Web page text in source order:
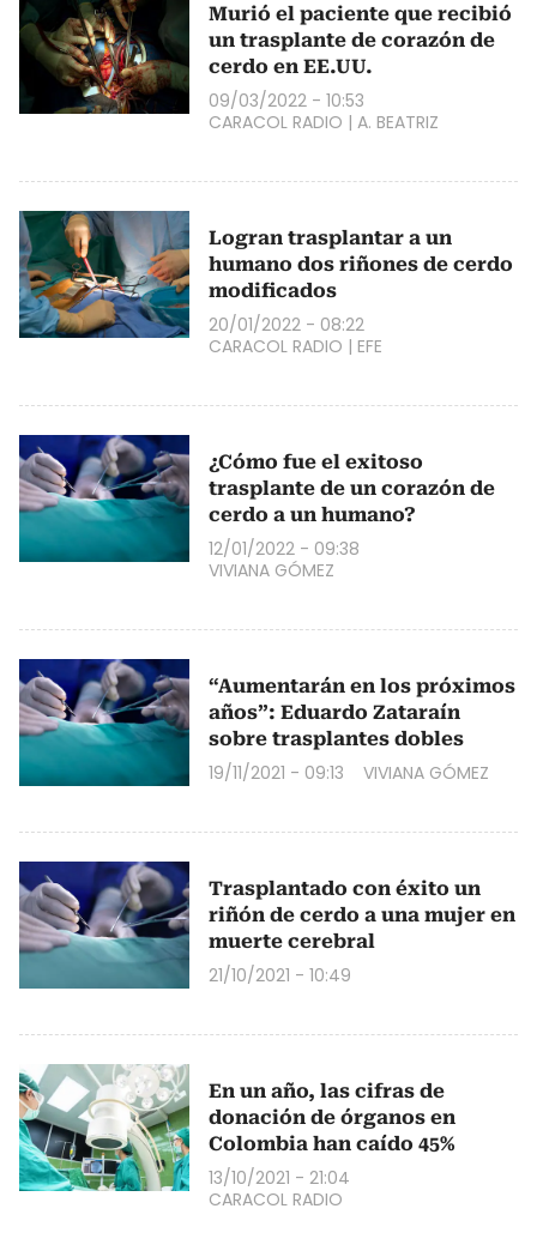
Murió el paciente que recibió
un trasplante de corazón de
cerdo en EE.UU.
09/03/2022 - 10:53
CARACOL RADIO | A. BEATRIZ
Logran trasplantar a un
humano dos riñones de cerdo
modificados
20/01/2022 - 08:22
CARACOL RADIO | EFE
¿Cómo fue el exitoso
trasplante de un corazón de
cerdo a un humano?
12/01/2022 - 09:38
VIVIANA GÓMEZ
“Aumentarán en los próximos
años”: Eduardo Zataraín
sobre trasplantes dobles
19/11/2021 - 09:13 VIVIANA GÓMEZ
Trasplantado con éxito un
riñón de cerdo a una mujer en
muerte cerebral
21/10/2021 - 10:49
En un año, las cifras de
donación de órganos en
Colombia han caído 45%
13/10/2021 - 21:04
CARACOL RADIO